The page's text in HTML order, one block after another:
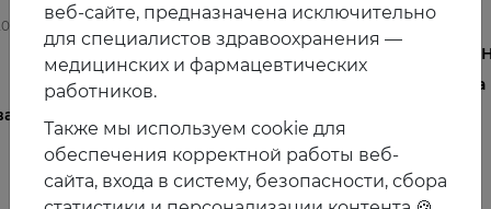
Осведомленность врачей о
менопаузе и менопаузальной
общеклинической практике
V
веб-сайте, предназначена исключительно
для специалистов здравоохранения —
медицинских и фармацевтических
работников.
Также мы используем cookie для
обеспечения корректной работы веб-
сайта, входа в систему, безопасности, сбора